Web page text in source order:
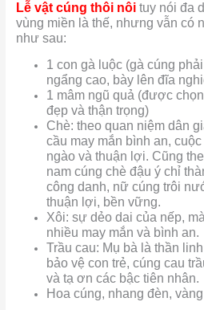
Lễ vật cúng thôi nôi tuy nói đa
vùng miền là thế, nhưng vẫn có
như sau:
1 con gà luộc (gà cúng
ngẩng cao, bày lên đĩa
1 mâm ngũ quả (được
đẹp và thận trọng)
Chè: theo quan niệm dân
cầu may mắn bình an,
ngào và thuận lợi. Cũng
nam cúng chè đậu ý chỉ
công danh, nữ cúng trôi
thuận lợi, bền vững.
Xôi: sự dẻo dai của nếp,
nhiều may mắn và bình an.
Trầu cau: Mụ bà là thần
bảo vệ con trẻ, cúng cau
và tạ ơn các bậc tiên nhân.
Hoa cúng, nhang đèn,